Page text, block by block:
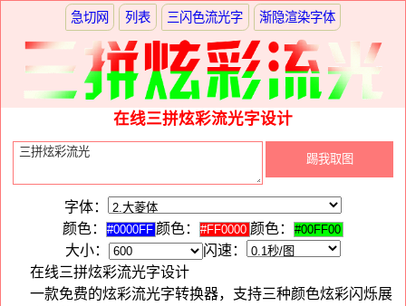
急切网 列表 三闪色流光字 渐隐渲染字体
在线三拼炫彩流光字设计
字体：
颜色：
颜色：
颜色：
大小：
闪速：
在线三拼炫彩流光字设计
一款免费的炫彩流光字转换器，支持三种颜色炫彩闪烁展